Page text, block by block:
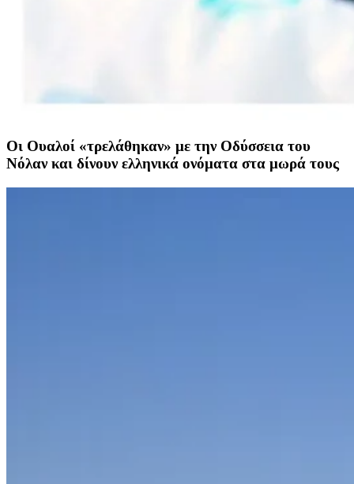
Οι Ουαλοί «τρελάθηκαν» με την Οδύσσεια του
Νόλαν και δίνουν ελληνικά ονόματα στα μωρά τους